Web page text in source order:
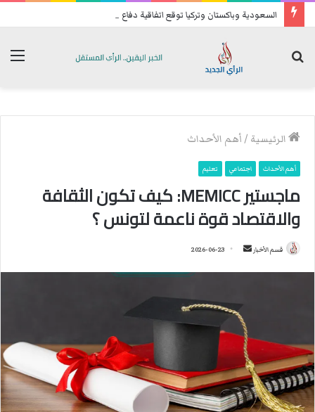
السعودية وباكستان وتركيا توقع اتفاقية دفاع مشترك
الرئيسية /أهم الأحداث
أهم الأحداث اجتماعي تعليم
ماجستير MEMICC: كيف تكون الثقافة
والاقتصاد قوة ناعمة لتونس ؟
قسم الأخبار
ب
ر
ي
د
ا
إ
2026-06-23